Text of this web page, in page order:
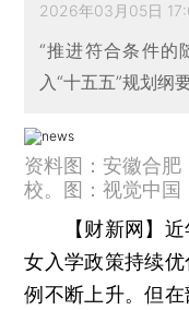
2026年03月05日
“推进符合条件的
入“十五五”规划纲
资料图：安徽合
校。图：视觉中国
【财新网】 近
女入学政策持续
例不断上升。但